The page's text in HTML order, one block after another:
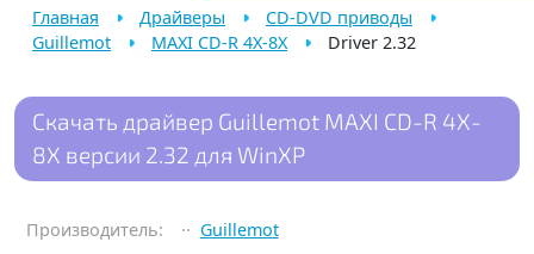
Главная Драйверы
CD-DVD приводы
Guillemot
MAXI CD-R 4X-8X Driver 2.32
Скачать драйвер Guillemot MAXI CD-R 4X-
8X версии 2.32 для WinXP
Производитель:
Guillemot